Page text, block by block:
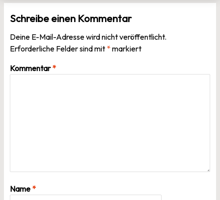
Schreibe einen Kommentar
Deine E-Mail-Adresse wird nicht veröffentlicht.
Erforderliche Felder sind mit *markiert
Kommentar*
Name *